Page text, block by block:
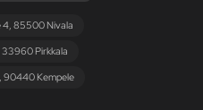
4, 85500 Nivala
Pirkkala
90440 Kempele